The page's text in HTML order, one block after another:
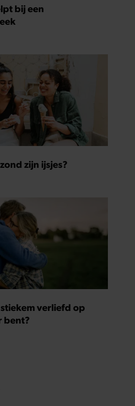
bij een
zijn ijsjes?
verliefd op
bent?